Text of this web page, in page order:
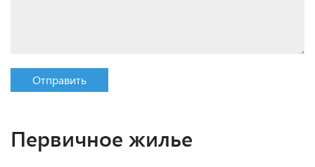
Отправить
Первичное жилье